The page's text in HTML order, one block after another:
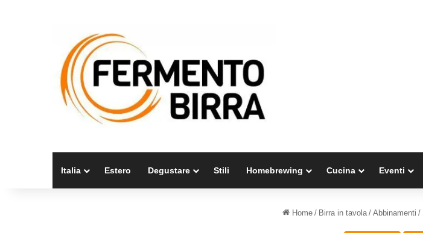
Italia Estero Degustare Stili Homebrewing Cucina Eventi
Home / Birra in tavola / Abbinamenti /